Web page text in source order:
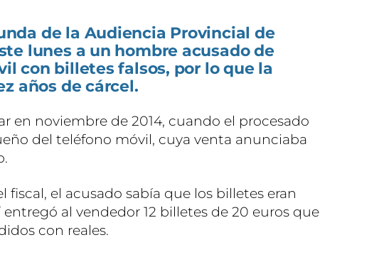
de la Audiencia Provincial de
lunes a un hombre acusado de
con billetes falsos, por lo que la
años de cárcel.
en noviembre de 2014, cuando el procesado
del teléfono móvil, cuya venta anunciaba
fiscal, el acusado sabía que los billetes eran
entregó al vendedor 12 billetes de 20 euros que
con reales.